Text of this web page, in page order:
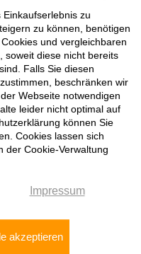
Aschaffenburg nun
und ihre Kunden aus
zu können.
zu
zu können, benötigen
und vergleichbaren
soweit diese nicht bereits
Falls Sie diesen
beschränken wir
Webseite notwendigen
leider nicht optimal auf
können Sie
Cookies lassen sich
der Cookie-Verwaltung
Impressum
akzeptieren